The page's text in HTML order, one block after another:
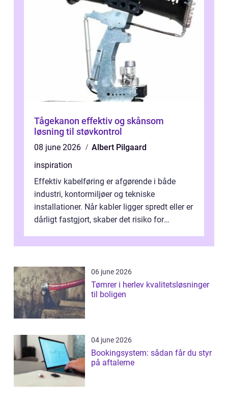
Tågekanon effektiv og skånsom
løsning til støvkontrol
08 june 2026
Albert Pilgaard
inspiration
Effektiv kabelføring er afgørende i både
industri, kontormiljøer og tekniske
installationer. Når kabler ligger spredt eller er
dårligt fastgjort, skaber det risiko for
06 june 2026
Tømrer i herlev kvalitetsløsninger
til boligen
04 june 2026
Bookingsystem: sådan får du styr
på aftalerne